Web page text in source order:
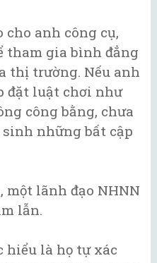
cho anh công cụ,
tham gia bình đẳng
thị trường. Nếu anh
đặt luật chơi như
công bằng, chưa
những bất cập
lãnh đạo NHNN
lẫn.
hiểu là họ tự xác